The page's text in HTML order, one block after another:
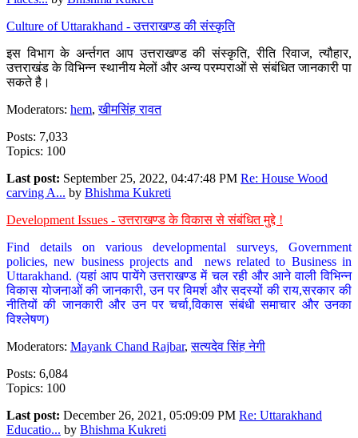
Culture of Uttarakhand - उत्तराखण्ड की संस्कृति
इस विभाग के अर्न्तगत आप उत्तराखण्ड की संस्कृति, रीति रिवाज, त्यौहार,
उत्तराखंड के विभिन्न स्थानीय मेलों और अन्य परम्पराओं से संबंधित जानकारी पा
सकते है।
Moderators: hem,खीमसिंह रावत
Posts: 7,033
Topics: 100
Last post: September 25, 2022, 04:47:48 PM Re: House Wood
carving A... by Bhishma Kukreti
Development Issues - उत्तराखण्ड के विकास से संबंधित मुद्दे !
Find details on various developmental surveys, Government
policies, new business projects and news related to Business in
Uttarakhand. (यहां आप पायेंगे उत्तराखण्ड में चल रही और आने वाली विभिन्न
विकास योजनाओं की जानकारी, उन पर विमर्श और सदस्यों की राय,सरकार की
नीतियों की जानकारी और उन पर चर्चा,विकास संबंधी समाचार और उनका
विश्लेषण)
Moderators: Mayank Chand Rajbar,सत्यदेव सिंह नेगी
Posts: 6,084
Topics: 100
Last post: December 26, 2021, 05:09:09 PM Re: Uttarakhand
Educatio... by Bhishma Kukreti